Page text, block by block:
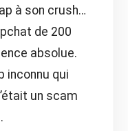
à son crush…
de 200
absolue.
inconnu qui
un scam